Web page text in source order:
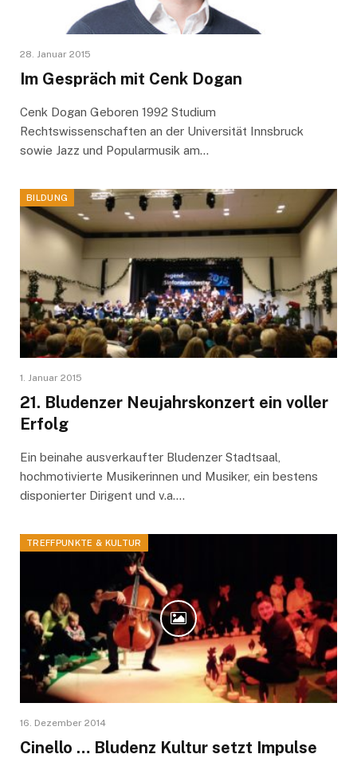
28. Januar 2015
Im Gespräch mit Cenk Dogan
Cenk Dogan Geboren 1992 Studium
Rechtswissenschaften an der Universität Innsbruck
sowie Jazz und Popularmusik am…
BILDUNG
1. Januar 2015
21. Bludenzer Neujahrskonzert ein voller
Erfolg
Ein beinahe ausverkaufter Bludenzer Stadtsaal,
hochmotivierte Musikerinnen und Musiker, ein bestens
disponierter Dirigent und v.a.…
TREFFPUNKTE & KULTUR
16. Dezember 2014
Cinello … Bludenz Kultur setzt Impulse